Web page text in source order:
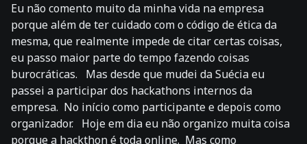
Eu não comento muito da minha vida na empresa
porque além de ter cuidado com o código de ética da
mesma, que realmente impede de citar certas coisas,
eu passo maior parte do tempo fazendo coisas
burocráticas. Mas desde que mudei da Suécia eu
passei a participar dos hackathons internos da
empresa. No início como participante e depois como
organizador. Hoje em dia eu não organizo muita coisa
porque a hackthon é toda online. Mas como